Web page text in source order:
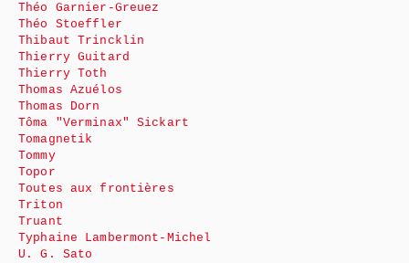
Théo Garnier-Greuez
Théo Stoeffler
Thibaut Trincklin
Thierry Guitard
Thierry Toth
Thomas Azuélos
Thomas Dorn
Tôma "Verminax" Sickart
Tomagnetik
Tommy
Topor
Toutes aux frontières
Triton
Truant
Typhaine Lambermont-Michel
U. G. Sato